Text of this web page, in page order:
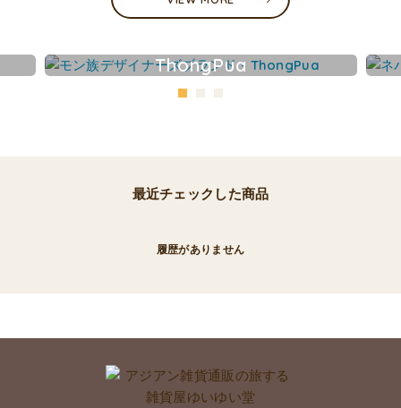
ThongPua
最近チェックした商品
履歴がありません